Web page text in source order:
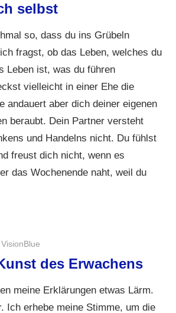
selbst
so, dass du ins Grübeln
fragst, ob das Leben, welches du
Leben ist, was du führen
vielleicht in einer Ehe die
andauert aber dich deiner eigenen
beraubt. Dein Partner versteht
und Handelns nicht. Du fühlst
freust dich nicht, wenn es
das Wochenende naht, weil du
VisionBlue
des Erwachens
meine Erklärungen etwas Lärm.
Ich erhebe meine Stimme, um die